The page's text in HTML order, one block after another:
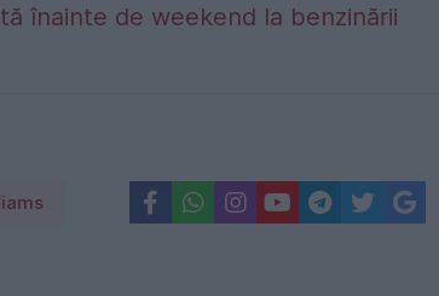
înainte de weekend la benzinării